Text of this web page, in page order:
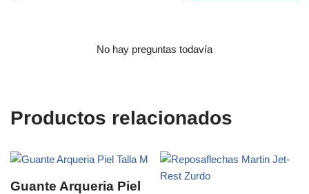
No hay preguntas todavía
Productos relacionados
Guante Arqueria Piel